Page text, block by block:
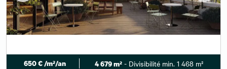
650 € /m²/an 4 679 m² - Divisibilité min. 1 468 m²